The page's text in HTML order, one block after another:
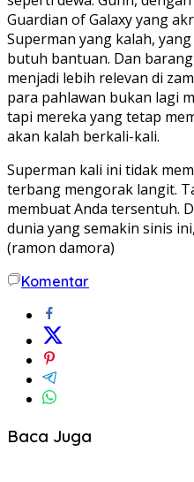
Guardian of Galaxy yang
Superman yang kalah,
butuh bantuan. Dan
menjadi lebih relevan di
para pahlawan bukan lagi
tapi mereka yang tetap
akan kalah berkali-kali.
Superman kali ini tidak
terbang mengorak langit.
membuat Anda tersentuh.
dunia yang semakin sinis
(ramon damora)
Komentar
Baca Juga